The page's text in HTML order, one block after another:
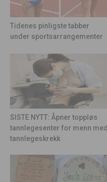
Tidenes pinligste tabber
under sportsarrangementer
SISTE NYTT: Åpner toppløs
tannlegesenter for menn med
tannlegeskrekk